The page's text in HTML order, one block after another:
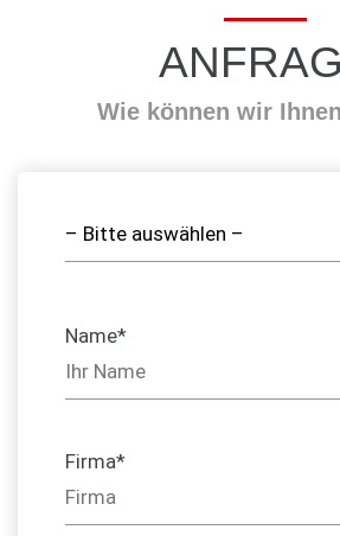
Wie können wir
Name*
Firma*